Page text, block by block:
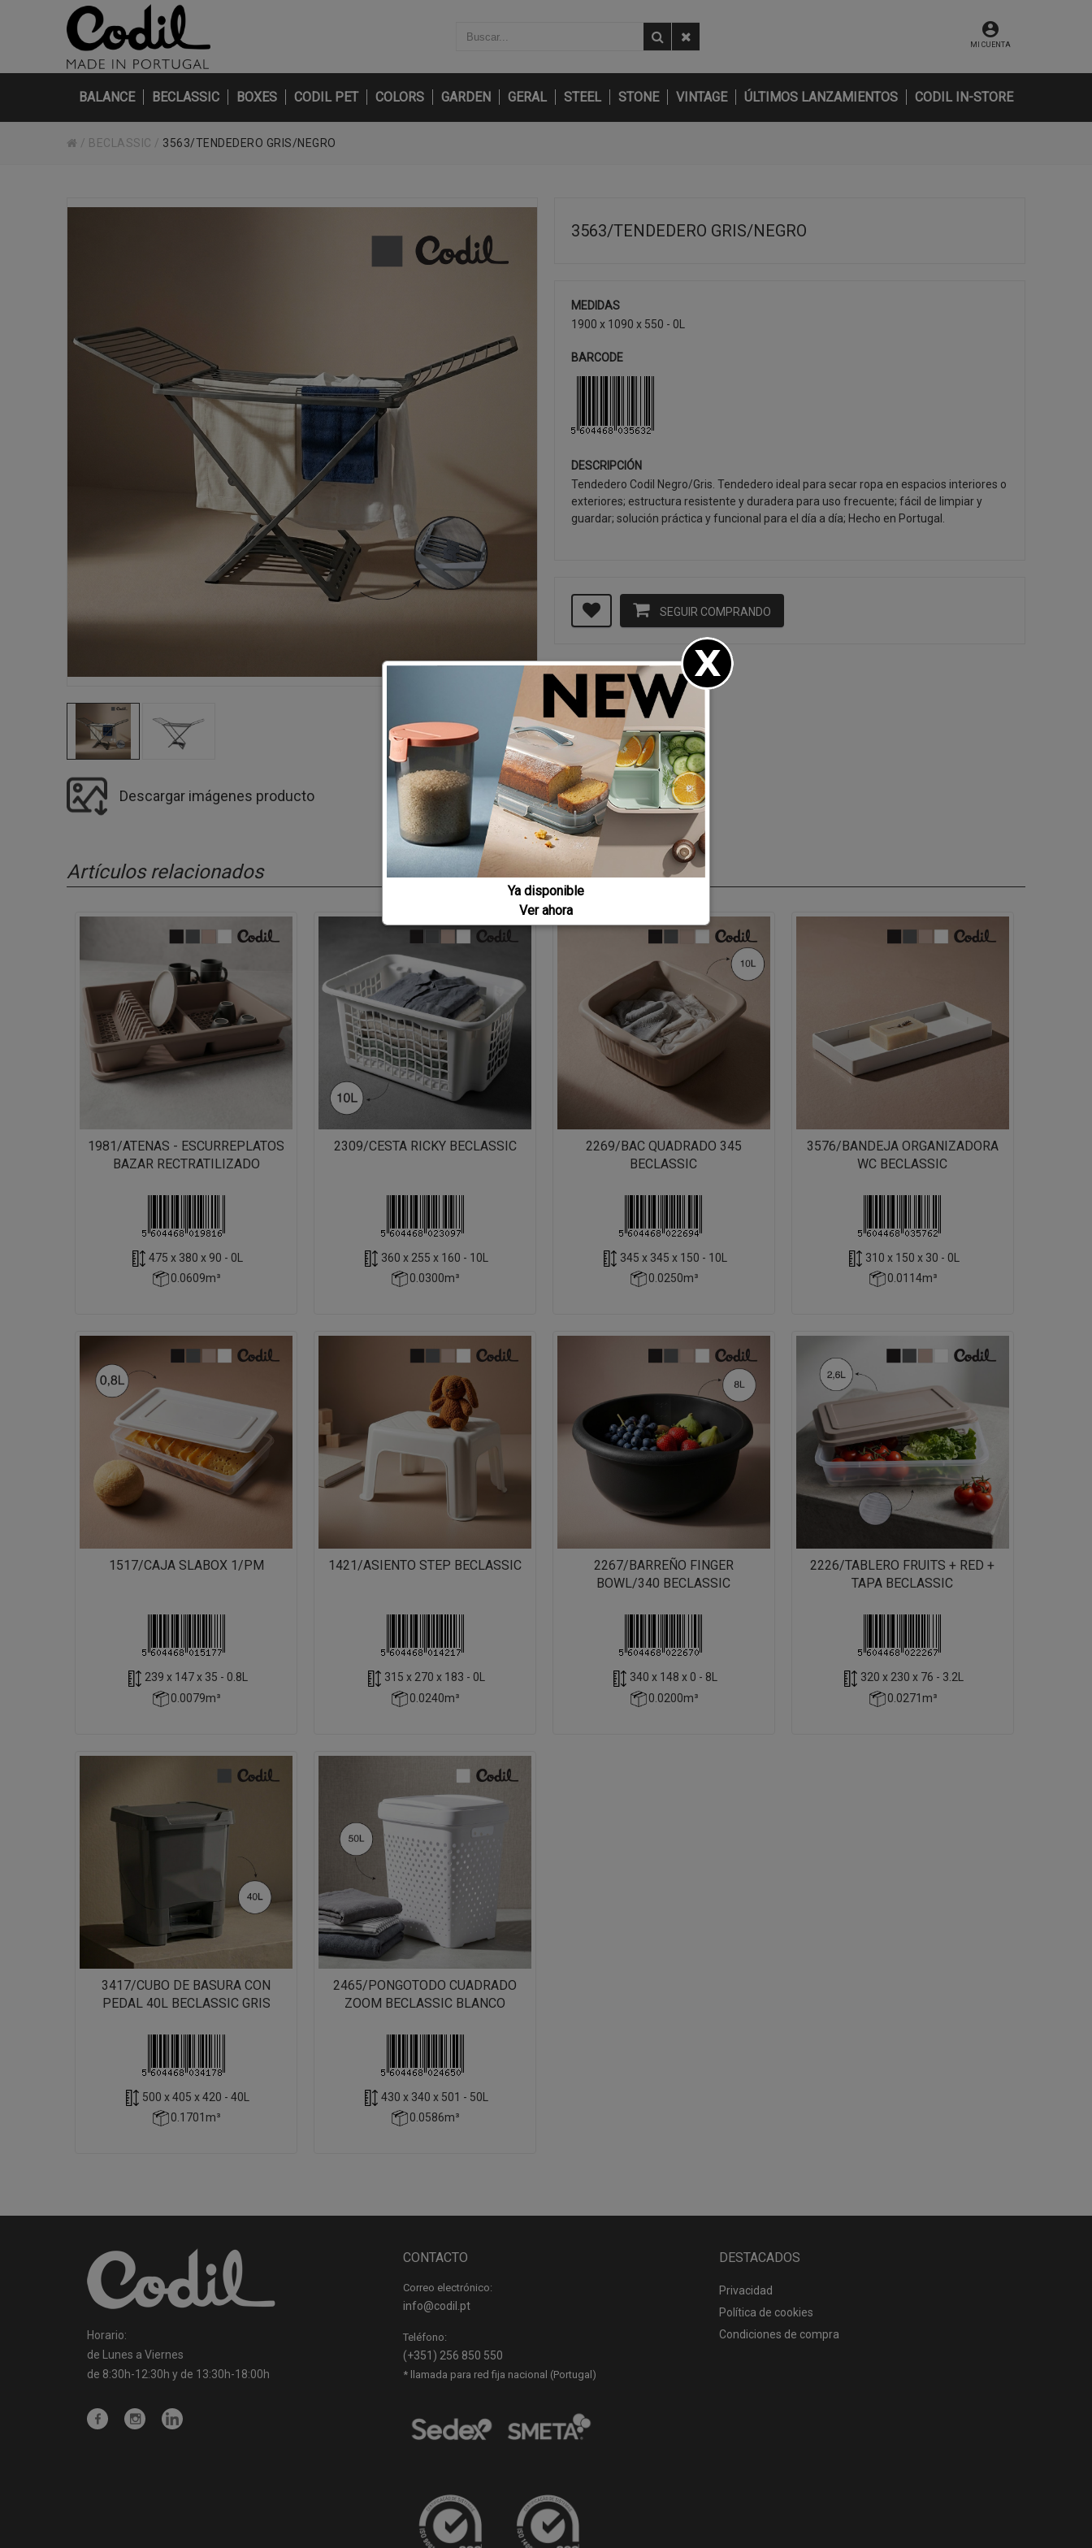
MI CUENTA
BALANCE BECLASSIC BOXES CODIL PET COLORS GARDEN GERAL STEEL STONE VINTAGE ÚLTIMOS LANZAMIENTOS CODIL IN-STORE
/ BECLASSIC / 3563/TENDEDERO GRIS/NEGRO
Descargar imágenes producto
3563/TENDEDERO GRIS/NEGRO
MEDIDAS
1900 x 1090 x 550 - 0L
BARCODE
DESCRIPCIÓN
Tendedero Codil Negro/Gris. Tendedero ideal para secar ropa en espacios interiores o
exteriores; estructura resistente y duradera para uso frecuente; fácil de limpiar y
guardar; solución práctica y funcional para el día a día; Hecho en Portugal.
SEGUIR COMPRANDO
Artículos relacionados
1981/ATENAS - ESCURREPLATOS
BAZAR RECTRATILIZADO
475 x 380 x 90 - 0L
0.0609m³
2309/CESTA RICKY BECLASSIC
360 x 255 x 160 - 10L
0.0300m³
2269/BAC QUADRADO 345
BECLASSIC
345 x 345 x 150 - 10L
0.0250m³
3576/BANDEJA ORGANIZADORA
WC BECLASSIC
310 x 150 x 30 - 0L
0.0114m³
1517/CAJA SLABOX 1/PM
239 x 147 x 35 - 0.8L
0.0079m³
1421/ASIENTO STEP BECLASSIC
315 x 270 x 183 - 0L
0.0240m³
2267/BARREÑO FINGER
BOWL/340 BECLASSIC
340 x 148 x 0 - 8L
0.0200m³
2226/TABLERO FRUITS + RED +
TAPA BECLASSIC
320 x 230 x 76 - 3.2L
0.0271m³
3417/CUBO DE BASURA CON
PEDAL 40L BECLASSIC GRIS
500 x 405 x 420 - 40L
0.1701m³
2465/PONGOTODO CUADRADO
ZOOM BECLASSIC BLANCO
430 x 340 x 501 - 50L
0.0586m³
Horario:
de Lunes a Viernes
de 8:30h-12:30h y de 13:30h-18:00h
CONTACTO
Correo electrónico:
info@codil.pt
Teléfono:
(+351) 256 850 550
* llamada para red fija nacional (Portugal)
DESTACADOS
Privacidad
Política de cookies
Condiciones de compra
Ya disponible
Ver ahora